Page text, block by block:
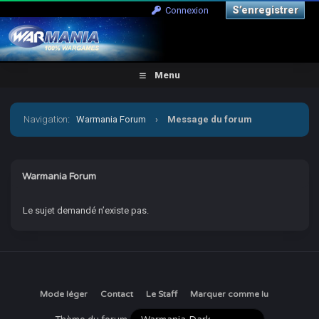
Connexion S’enregistrer
Menu
Navigation:Warmania Forum › Message du forum
Warmania Forum
Le sujet demandé n’existe pas.
Mode léger Contact Le Staff Marquer comme lu